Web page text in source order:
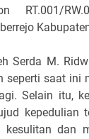
RT.001/
Serda M.
seperti saat ini
Selain itu,
kepedulian
dan